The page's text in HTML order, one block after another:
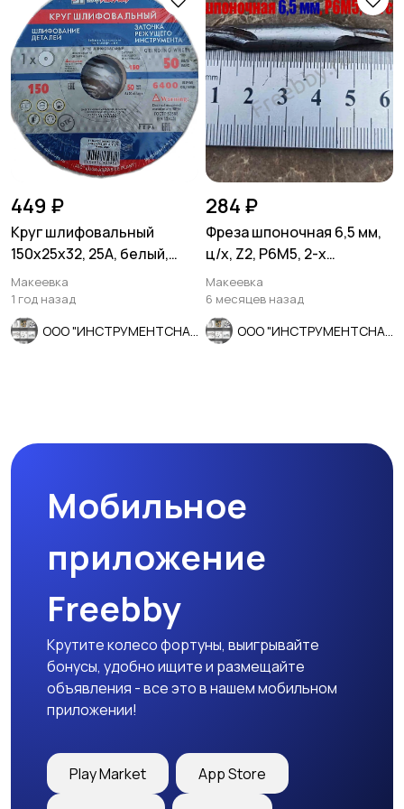
449 ₽
Круг шлифовальный
150х25х32, 25А, белый,
40СМ, ГОСТ Р52588-2011,
Лу
Макеевка
1 год назад
284 ₽
Фреза шпоночная 6,5 мм,
ц/х, Z2, Р6М5, 2-х
сторонняя, 60/12 мм,
СССР.
Макеевка
6 месяцев назад
Мобильное
приложение
Freebby
Крутите колесо фортуны, выигрывайте
бонусы, удобно ищите и размещайте
объявления - все это в нашем мобильном
приложении!
Play Market App Store